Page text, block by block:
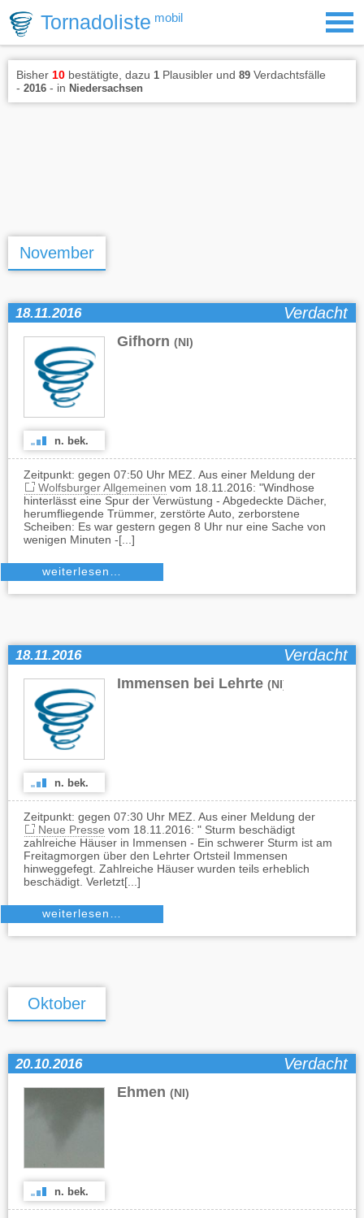
Tornadoliste mobil
Bisher 10 bestätigte, dazu 1 Plausibler und 89 Verdachtsfälle
- 2016 - in Niedersachsen
November
18.11.2016 Verdacht
Gifhorn (NI)
n. bek.
Zeitpunkt: gegen 07:50 Uhr MEZ. Aus einer Meldung der
Wolfsburger Allgemeinen vom 18.11.2016: "Windhose
hinterlässt eine Spur der Verwüstung - Abgedeckte Dächer,
herumfliegende Trümmer, zerstörte Auto, zerborstene
Scheiben: Es war gestern gegen 8 Uhr nur eine Sache von
wenigen Minuten -[...]
weiterlesen…
18.11.2016 Verdacht
Immensen bei Lehrte (NI)
n. bek.
Zeitpunkt: gegen 07:30 Uhr MEZ. Aus einer Meldung der
Neue Presse vom 18.11.2016: " Sturm beschädigt
zahlreiche Häuser in Immensen - Ein schwerer Sturm ist am
Freitagmorgen über den Lehrter Ortsteil Immensen
hinweggefegt. Zahlreiche Häuser wurden teils erheblich
beschädigt. Verletzt[...]
weiterlesen…
Oktober
20.10.2016 Verdacht
Ehmen (NI)
n. bek.